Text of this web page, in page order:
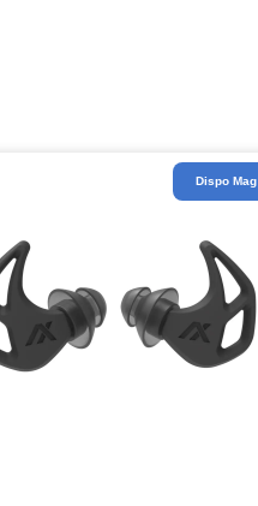
Dispo Mag